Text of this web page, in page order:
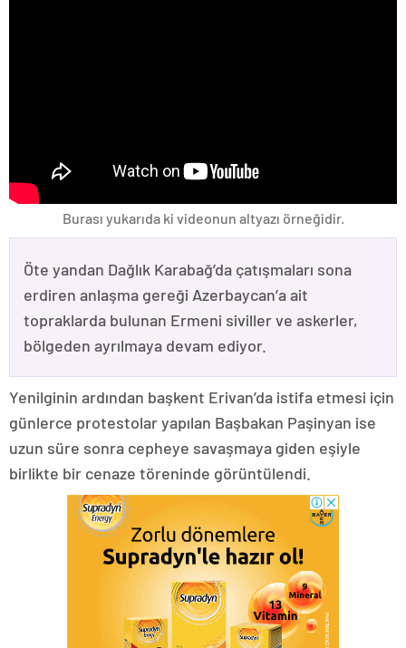
Burası yukarıda ki videonun altyazı örneğidir.
Öte yandan Dağlık Karabağ’da çatışmaları sona
erdiren anlaşma gereği Azerbaycan’a ait
topraklarda bulunan Ermeni siviller ve askerler,
bölgeden ayrılmaya devam ediyor.
Yenilginin ardından başkent Erivan’da istifa etmesi için
günlerce protestolar yapılan Başbakan Paşinyan ise
uzun süre sonra cepheye savaşmaya giden eşiyle
birlikte bir cenaze töreninde görüntülendi.